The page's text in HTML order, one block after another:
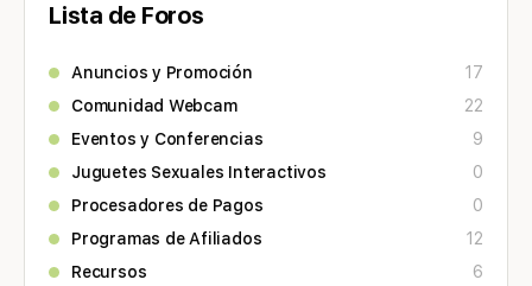
Lista de Foros
Anuncios y Promoción
17
Comunidad Webcam
22
Eventos y Conferencias
9
Juguetes Sexuales Interactivos
0
Procesadores de Pagos
0
Programas de Afiliados
12
Recursos
6